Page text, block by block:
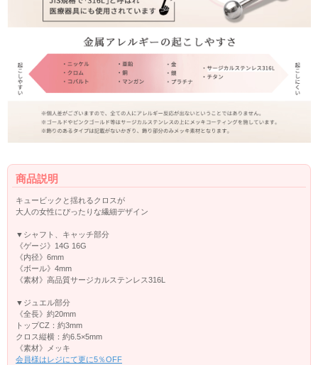
商品説明
キュービックと揺れるクロスが
大人の女性にぴったりな繊細デザイン
▼シャフト、キャッチ部分
《ゲージ》14G 16G
《内径》6mm
《ボール》4mm
《素材》高品質サージカルステンレス316L
▼ジュエル部分
《全長》約20mm
トップCZ：約3mm
クロス縦横：約6.5×5mm
《素材》メッキ
会員様はレジにて更に5％OFF